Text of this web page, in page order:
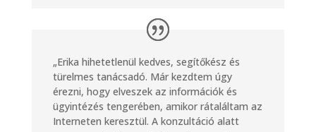
„Erika hihetetlenül kedves, segítőkész és
türelmes tanácsadó. Már kezdtem úgy
érezni, hogy elveszek az információk és
ügyintézés tengerében, amikor rátaláltam az
Interneten keresztül. A konzultáció alatt